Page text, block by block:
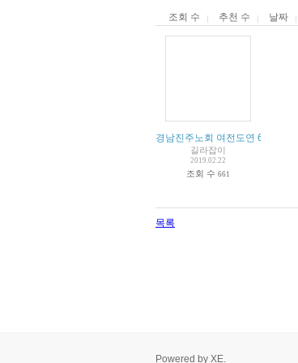
조회 수 추천 수 날짜
경남진주노회 여전도연 69회 총회
길라잡이
2019.02.22
조회 수 661
목록
Powered by XE.